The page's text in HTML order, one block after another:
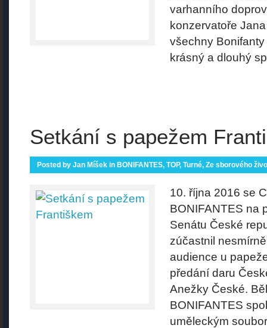
varhanního
konzervatoře
všechny
krásný a dlouhý
Setkání s papežem
Posted by Jan Míšek in BONIFANTES, TOP, Turné, Ze sborového
10. října 2016 se
BONIFANTES na
Senátu České
zúčastnil
audience u
předání daru
Anežky České.
BONIFANTES
uměleckým